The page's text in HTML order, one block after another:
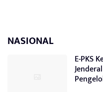
NASIONAL
E-PKS